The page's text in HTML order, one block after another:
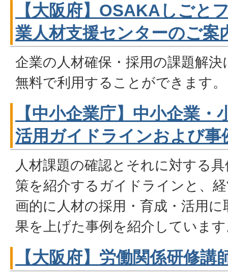
【大阪府】OSAKAしごと
業人材支援センターのご案
企業の人材確保・採用の課題解
無料で利用することができます。
【中小企業庁】中小企業・
活用ガイドラインおよび事
人材課題の確認とそれに対する
策を紹介するガイドラインと、
画的に人材の採用・育成・活用
果を上げた事例を紹介していま
【大阪府】労働関係研修講